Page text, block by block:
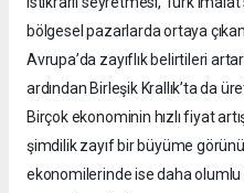
bölgesel pazarlarda ortaya
Avrupa’da zayıflık belirtileri
ardından Birleşik Krallık’ta da
Birçok ekonominin hızlı fiyat
şimdilik zayıf bir büyüme
ekonomilerinde ise daha olumlu